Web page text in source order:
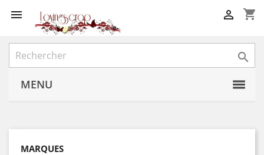
 shopping_cart


MENU
MARQUES